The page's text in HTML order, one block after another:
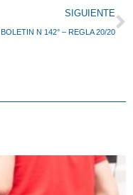
SIGUIENTE
BOLETIN N 142° – REGLA 20/20